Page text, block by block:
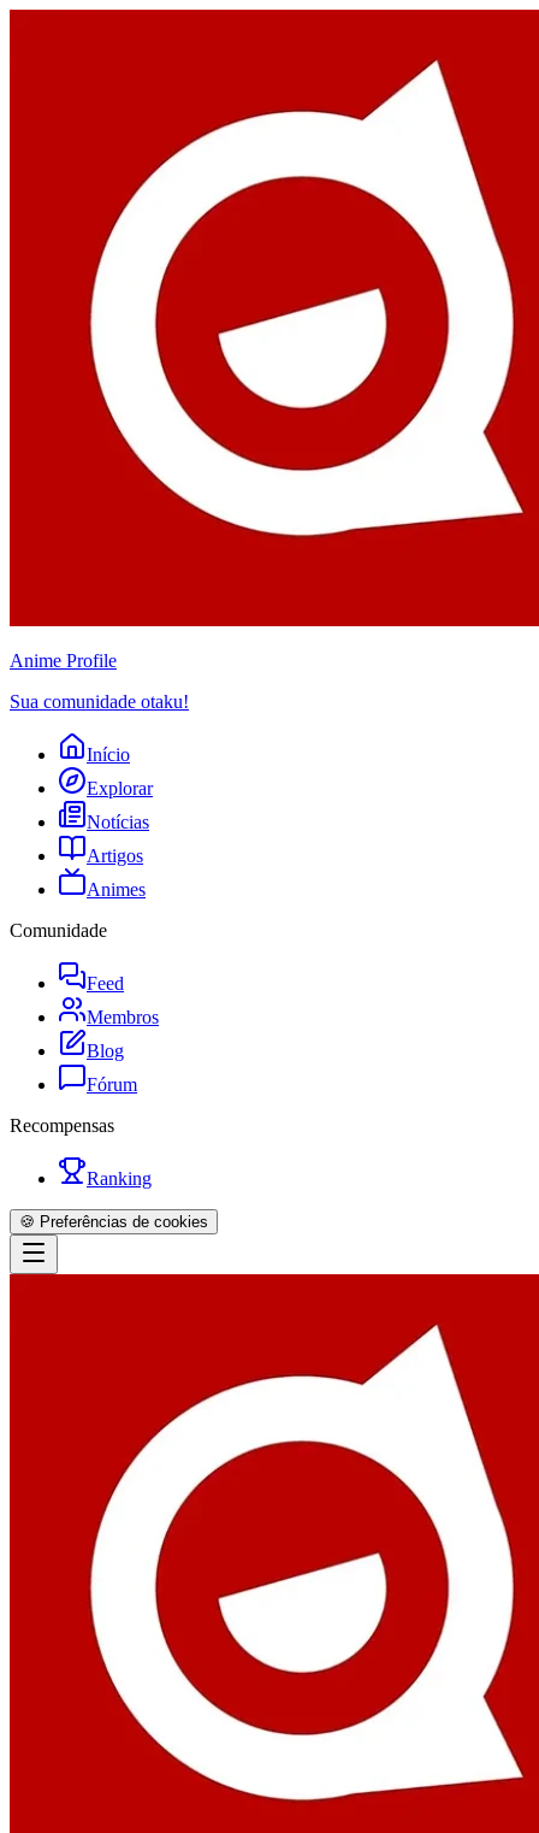
Anime Profile
Sua comunidade otaku!
Início
Explorar
Notícias
Artigos
Animes
Comunidade
Feed
Membros
Blog
Fórum
Recompensas
Ranking
🍪 Preferências de cookies